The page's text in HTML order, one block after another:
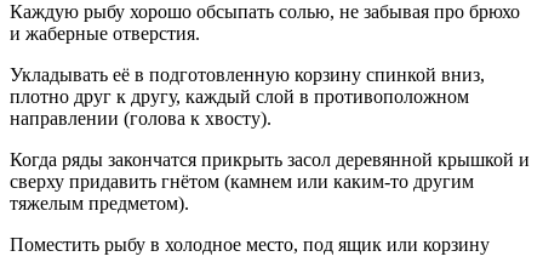
Каждую рыбу хорошо обсыпать солью, не забывая про брюхо
и жаберные отверстия.
Укладывать её в подготовленную корзину спинкой вниз,
плотно друг к другу, каждый слой в противоположном
направлении (голова к хвосту).
Когда ряды закончатся прикрыть засол деревянной крышкой и
сверху придавить гнётом (камнем или каким-то другим
тяжелым предметом).
Поместить рыбу в холодное место, под ящик или корзину